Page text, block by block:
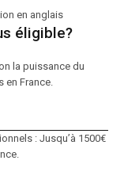
en anglais
éligible?
la puissance du
en France.
: Jusqu’à 1500€